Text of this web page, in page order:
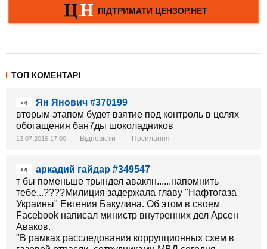
ТОП КОМЕНТАРІ
+4
Ян Янович #370199
вторым этапом будет взятие под контроль в целях
обогащения бан7ды шоколадников
13.07.2016 17:00 Відповісти Посилання
+4
аркадий гайдар #349547
т бы поменьше трындел авакян......напомнить
тебе...????Милиция задержала главу "Нафтогаза
Украины" Евгения Бакулина. Об этом в своем
Facebook написал министр внутренних дел Арсен
Аваков.
"В рамках расследования коррупционных схем в